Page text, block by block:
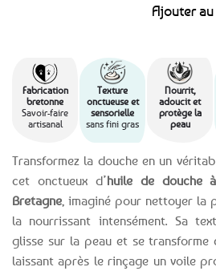
Transformez la douche en un
cet onctueux d’huile de douche
Bretagne , imaginé pour nettoyer la
la nourrissant intensément. Sa
glisse sur la peau et se transforme
laissant après le rinçage un voile
Fabrication
bretonne
Savoir-faire
artisanal
Texture
onctueuse et
sensorielle
sans fini gras
Nourrit,
adoucit et
protège la
peau
Ajouter